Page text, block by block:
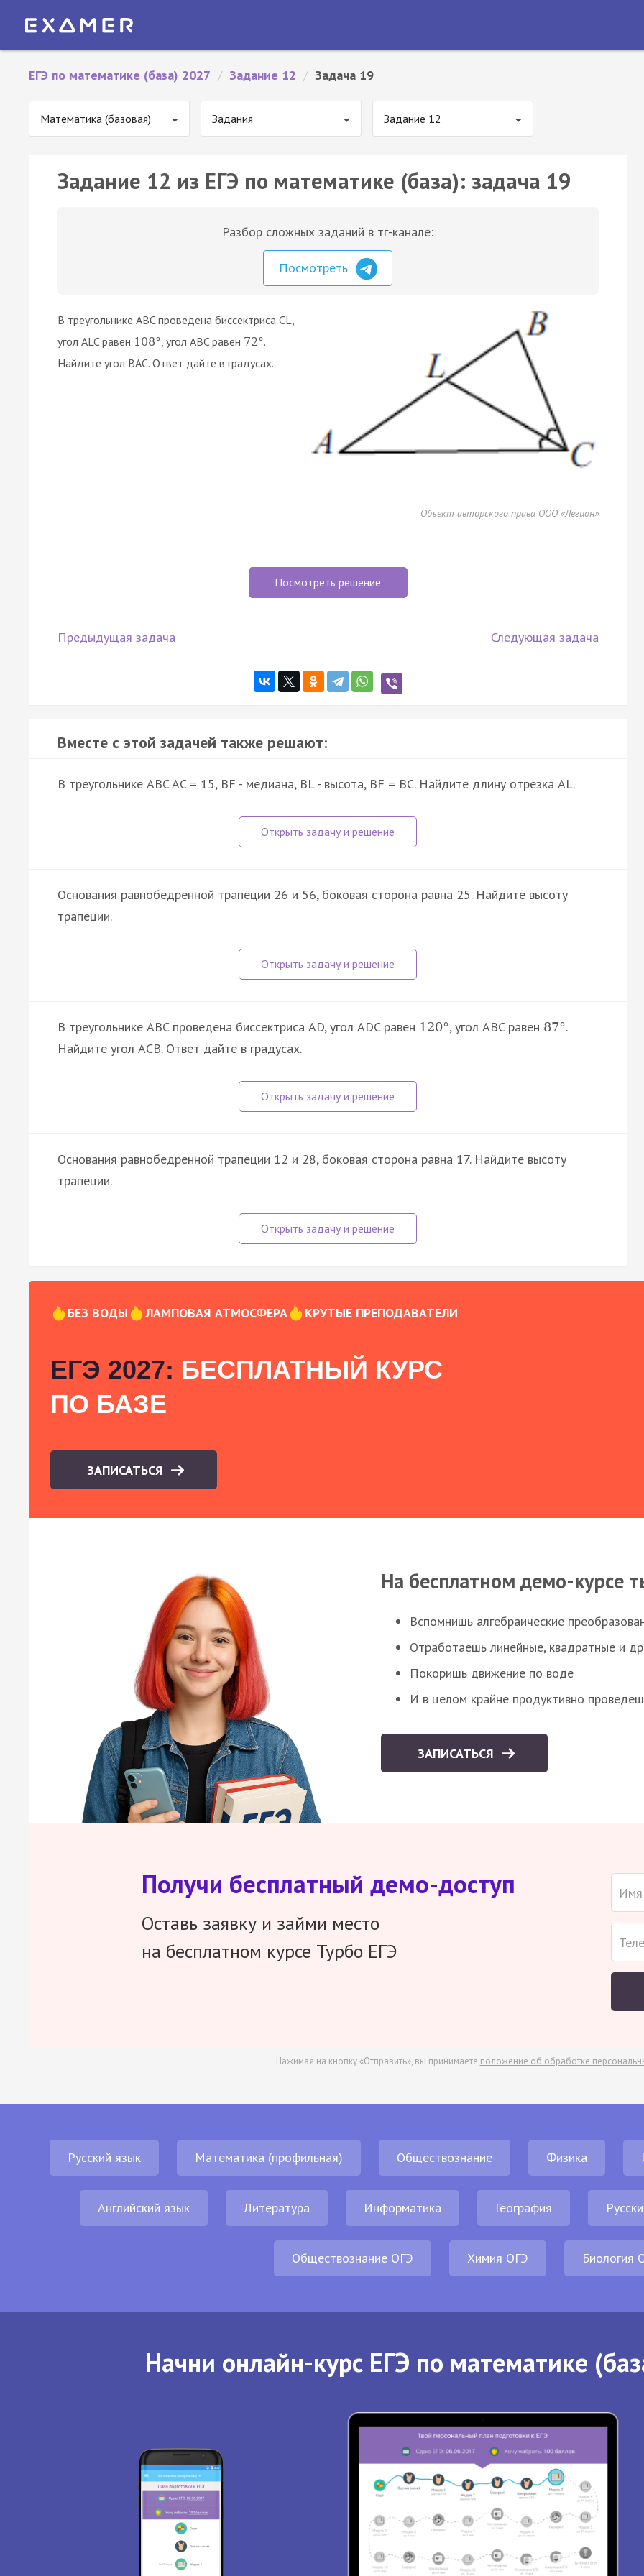
ЕГЭ по математике (база) 2027 / Задание 12 / Задача 19
Математика (базовая) Задания Задание 12
Задание 12 из ЕГЭ по математике (база): задача 19
Разбор сложных заданий в тг-канале:
Посмотреть
В треугольнике ABC проведена биссектриса CL,
угол ALC равен 108° , угол ABC равен 72°.
Найдите угол BAC. Ответ дайте в градусах.
Объект авторского права ООО «Легион»
Посмотреть решение
Предыдущая задача Следующая задача
Вместе с этой задачей также решают:
В треугольнике ABC AC = 15, BF - медиана, BL - высота, BF = BC. Найдите длину отрезка AL.
Основания равнобедренной трапеции 26 и 56, боковая сторона равна 25. Найдите высоту
трапеции.
В треугольнике ABC проведена биссектриса AD, угол ADC равен 120°, угол ABC равен 87°.
Найдите угол ACB. Ответ дайте в градусах.
Основания равнобедренной трапеции 12 и 28, боковая сторона равна 17. Найдите высоту
трапеции.
БЕЗ ВОДЫ ЛАМПОВАЯ АТМОСФЕРА КРУТЫЕ ПРЕПОДАВАТЕЛИ
ЕГЭ 2027: БЕСПЛАТНЫЙ КУРС
ПО БАЗЕ
ЗАПИСАТЬСЯ
На бесплатном демо-курсе
Вспомнишь алгебраические
Отработаешь линейные, квадратные и
Покоришь движение по воде
И в целом крайне продуктивно
ЗАПИСАТЬСЯ
Получи бесплатный демо-доступ
Оставь заявку и займи место
на бесплатном курсе Турбо ЕГЭ
Нажимая на кнопку «Отправить», вы принимаете положение об обработке
Русский язык Математика (профильная) Обществознание Физика
Английский язык Литература Информатика География
Обществознание ОГЭ Химия ОГЭ Биология
Начни онлайн-курс ЕГЭ по математике